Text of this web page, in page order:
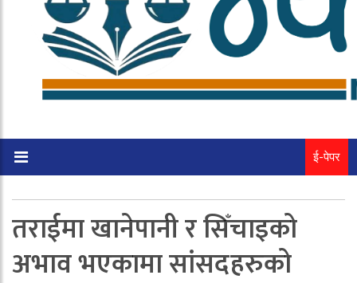
ई-पेपर
तराईमा खानेपानी र सिँचाइको
अभाव भएकामा सांसदहरुको